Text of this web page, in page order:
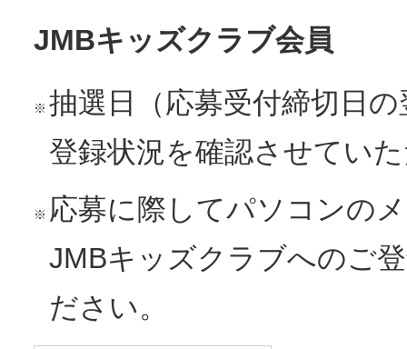
JMBキッズクラブ会員
※ 抽選日（応募受付締切日
登録状況を確認させてい
※ 応募に際してパソコンの
JMBキッズクラブへのご
ださい。